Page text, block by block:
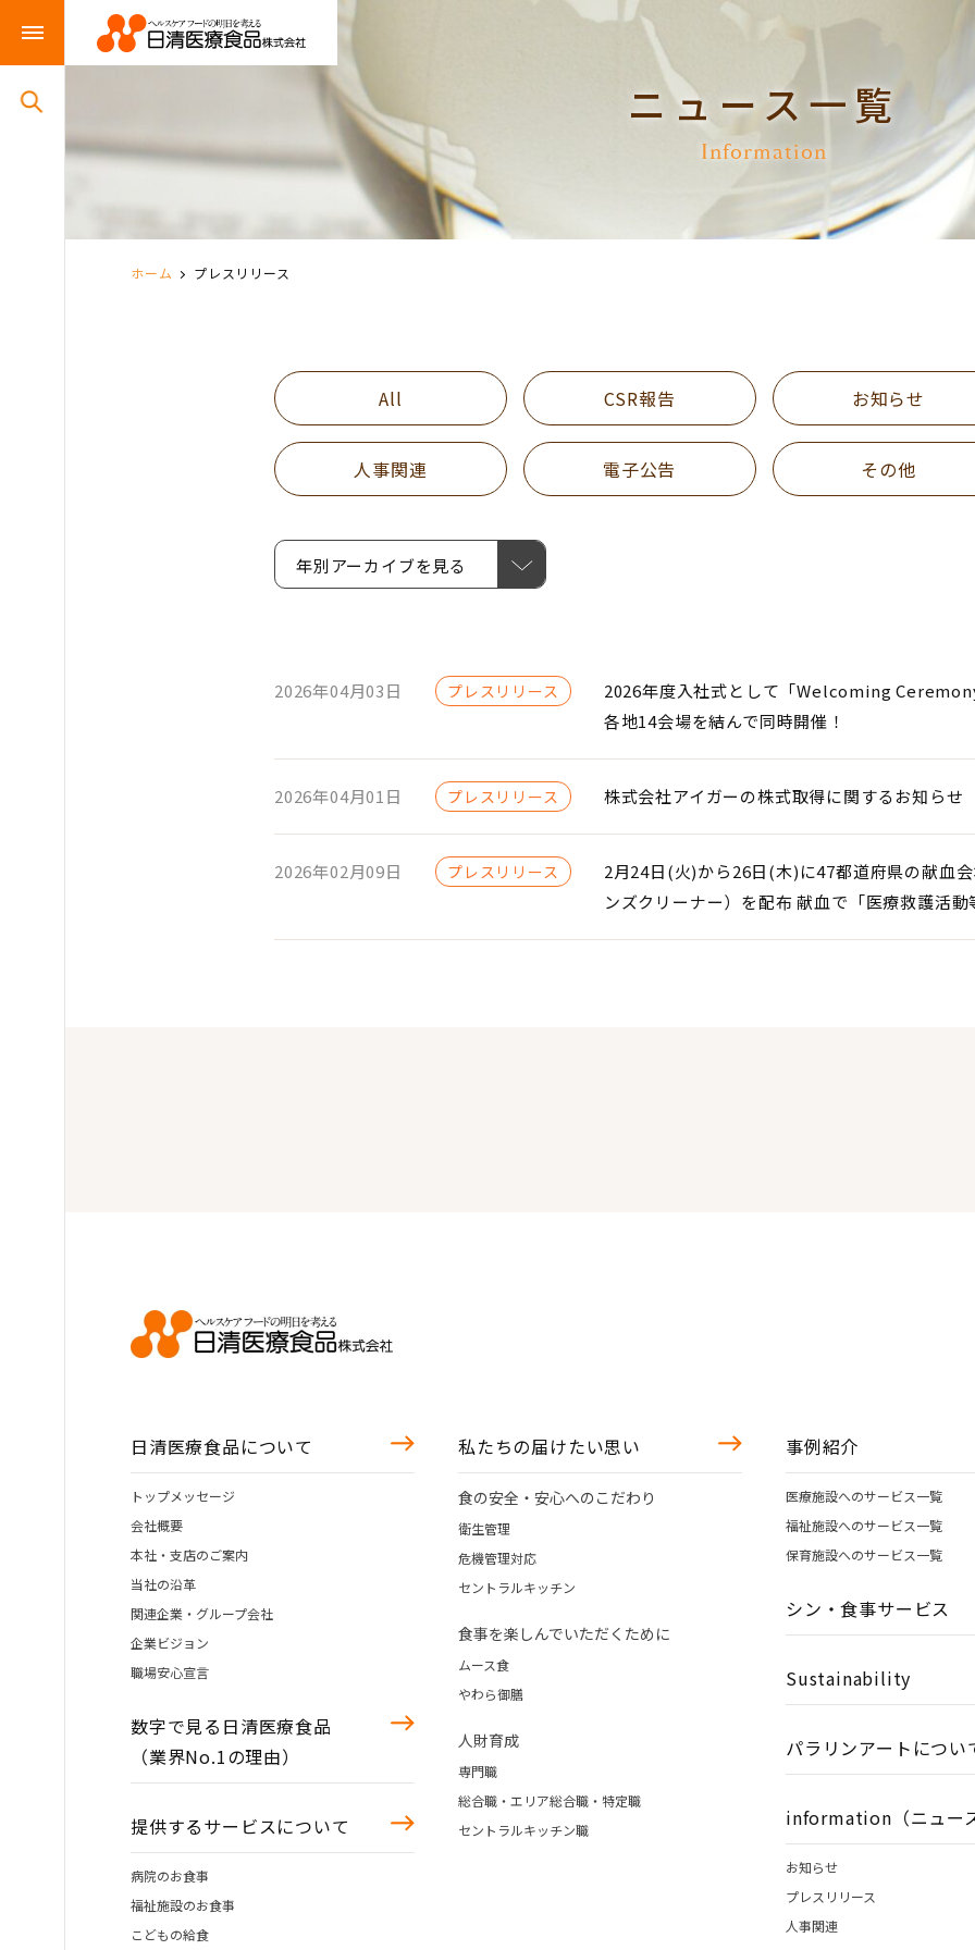
ニュース一覧
Information
ホーム プレスリリース
All CSR報告 お知らせ
人事関連 電子公告 その他
年別アーカイブを見る
2026年04月03日 プレスリリース
2026年度入社式として「Welcoming
各地14会場を結んで同時開催！
2026年04月01日 プレスリリース 株式会社アイガーの株式取得に関するお知らせ
2026年02月09日 プレスリリース
2月24日(火)から26日(木)に47都道府県の献血
ンズクリーナー）を配布 献血で「医療救護活
日清医療食品について
トップメッセージ
会社概要
本社・支店のご案内
当社の沿革
関連企業・グループ会社
企業ビジョン
職場安心宣言
数字で見る日清医療食品
（業界No.1の理由）
提供するサービスについて
病院のお食事
福祉施設のお食事
こどもの給食
私たちの届けたい思い
食の安全・安心へのこだわり
衛生管理
危機管理対応
セントラルキッチン
食事を楽しんでいただくために
ムース食
やわら御膳
人財育成
専門職
総合職・エリア総合職・特定職
セントラルキッチン職
事例紹介
医療施設へのサービス一覧
福祉施設へのサービス一覧
保育施設へのサービス一覧
シン・食事サービス
Sustainability
パラリンアートについ
information（ニュー
お知らせ
プレスリリース
人事関連